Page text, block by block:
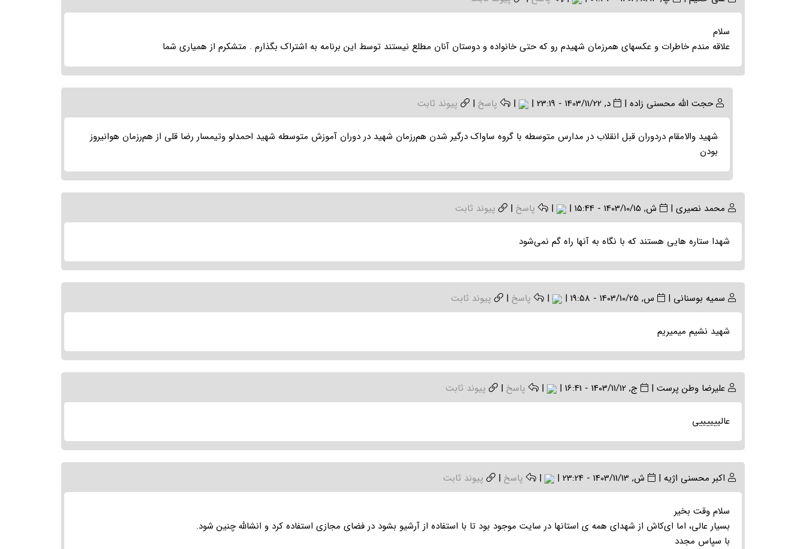
سلام
علاقه مندم خاطرات و عکسهای همرزمان شهیدم رو که حتی خانواده و دوستان آنان مطلع نیستند توسط این برنامه به اشتراک بگذارم . متشکرم از همیاری شما
In
reply
(بدون
by
علی
حکیم
حجت الله محسنی زاده | د, 1403/11/22 - 23:19 |
| پاسخ | پیوند ثابت
شهید والامقام دردوران قبل انقلاب در مدارس متوسطه با گروه ساواک درگیر شدن هم‌رزمان شهید در دوران آموزش متوسطه شهید احمدلو وتیمسار رضا قلی از هم‌رزمان هوانیروز
بودن
محمد نصیری | ش, 1403/10/15 - 15:44 |
| پاسخ | پیوند ثابت
شهدا ستاره هایی هستند که با نگاه به آنها راه گم نمی‌شود
سمیه بوسنانی | س, 1403/10/25 - 19:58 |
| پاسخ | پیوند ثابت
شهید نشیم میمیریم
علیرضا وطن پرست | ج, 1403/11/12 - 16:41 |
| پاسخ | پیوند ثابت
عالییییییی
اکبر محسنی اژیه | ش, 1403/11/13 - 23:24 |
| پاسخ | پیوند ثابت
سلام وقت بخیر
بسیار عالی، اما ای‌کاش از شهدای همه ی استانها در سایت موجود بود تا با استفاده از آرشیو بشود در فضای مجازی استفاده کرد و انشالله چنین شود.
با سپاس مجدد